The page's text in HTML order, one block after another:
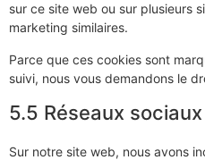
sur ce site web ou sur plusieurs
marketing similaires.
Parce que ces cookies sont
suivi, nous vous demandons le
5.5 Réseaux sociaux
Sur notre site web, nous avons